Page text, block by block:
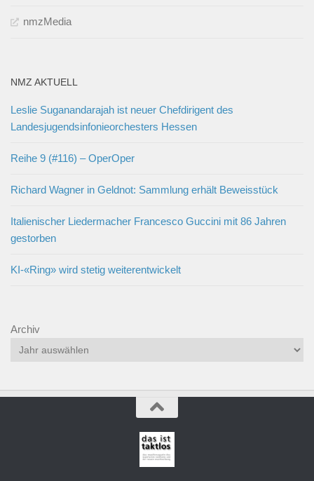
nmzMedia
NMZ AKTUELL
Leslie Suganandarajah ist neuer Chefdirigent des
Landesjugendsinfonieorchesters Hessen
Reihe 9 (#116) – OperOper
Richard Wagner in Geldnot: Sammlung erhält Beweisstück
Italienischer Liedermacher Francesco Guccini mit 86 Jahren
gestorben
KI-«Ring» wird stetig weiterentwickelt
Archiv